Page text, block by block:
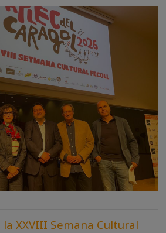
XXVIII Semana Cultural